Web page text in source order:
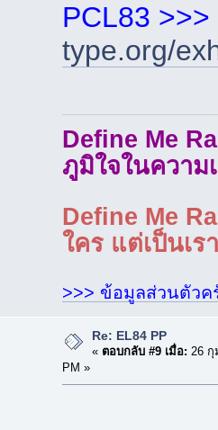
PCL83 >>>
type.org/
Define Me
ภูมิใจในความ
Define Me
ใคร แต่เป็นเ
>>> ข้อมูลส่วนตัวค
Re: EL84 PP
« ตอบกลับ #9 เมื่อ: 26 กุ
PM »